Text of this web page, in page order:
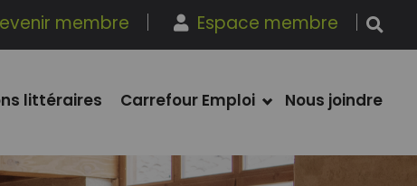
membre Espace membre
littéraires Carrefour Emploi Nous joindre